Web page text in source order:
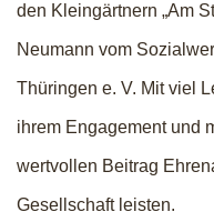
den Kleingärtnern „Am
Neumann vom
Thüringen e. V. Mit viel
ihrem Engagement und
wertvollen Beitrag
Gesellschaft leisten.